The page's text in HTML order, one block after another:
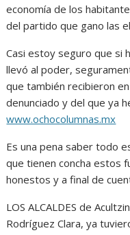
economía de los
del partido que gano las
Casi estoy seguro que si
llevó al poder,
que también recibieron
denunciado y del que ya
www.ochocolumnas.mx
Es una pena saber todo
que tienen concha estos
honestos y a final de
LOS ALCALDES de
Rodríguez Clara, ya